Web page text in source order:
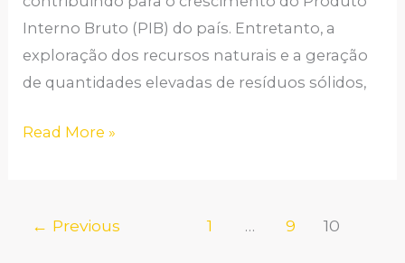
Interno Bruto (PIB) do país. Entretanto, a
exploração dos recursos naturais e a geração
de quantidades elevadas de resíduos sólidos,
Read More »
← Previous 1 … 9 10